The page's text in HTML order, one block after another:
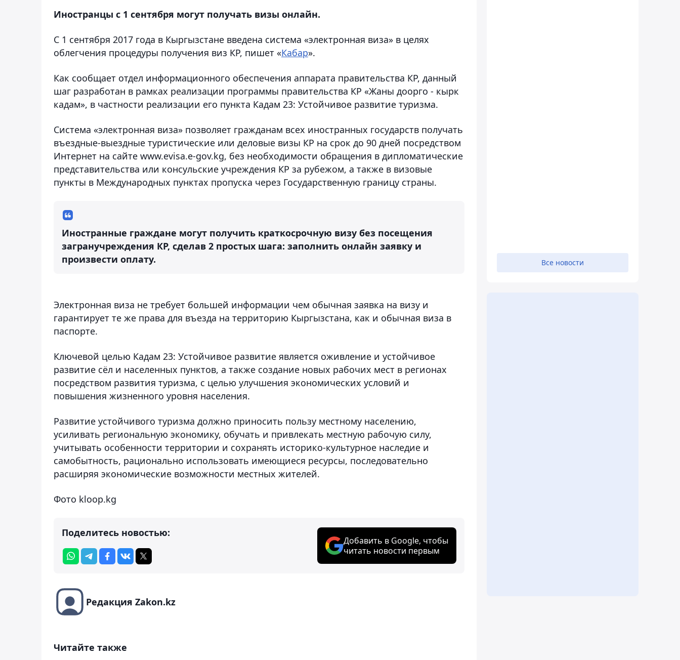
Иностранцы с 1 сентября могут получать визы онлайн.
C 1 сентября 2017 года в Кыргызстане введена система «электронная виза» в целях
облегчения процедуры получения виз КР, пишет «Кабар».
Как сообщает отдел информационного обеспечения аппарата правительства КР, данный
шаг разработан в рамках реализации программы правительства КР «Жаны доорго - кырк
кадам», в частности реализации его пункта Кадам 23: Устойчивое развитие туризма.
Система «электронная виза» позволяет гражданам всех иностранных государств получать
въездные-выездные туристические или деловые визы КР на срок до 90 дней посредством
Интернет на сайте www.evisa.e-gov.kg, без необходимости обращения в дипломатические
представительства или консульские учреждения КР за рубежом, а также в визовые
пункты в Международных пунктах пропуска через Государственную границу страны.
Иностранные граждане могут получить краткосрочную визу без посещения
загранучреждения КР, сделав 2 простых шага: заполнить онлайн заявку и
произвести оплату.
Электронная виза не требует большей информации чем обычная заявка на визу и
гарантирует те же права для въезда на территорию Кыргызстана, как и обычная виза в
паспорте.
Ключевой целью Кадам 23: Устойчивое развитие является оживление и устойчивое
развитие сёл и населенных пунктов, а также создание новых рабочих мест в регионах
посредством развития туризма, с целью улучшения экономических условий и
повышения жизненного уровня населения.
Развитие устойчивого туризма должно приносить пользу местному населению,
усиливать региональную экономику, обучать и привлекать местную рабочую силу,
учитывать особенности территории и сохранять историко-культурное наследие и
самобытность, рационально использовать имеющиеся ресурсы, последовательно
расширяя экономические возможности местных жителей.
Фото kloop.kg
Поделитесь новостью:
Добавить в Google, чтобы
читать новости первым
Редакция Zakon.kz
Читайте также
Все новости